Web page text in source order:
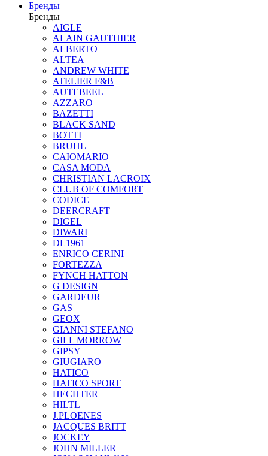
Бренды
Бренды
AIGLE
ALAIN GAUTHIER
ALBERTO
ALTEA
ANDREW WHITE
ATELIER F&B
AUTEBEEL
AZZARO
BAZETTI
BLACK SAND
BOTTI
BRUHL
CAIOMARIO
CASA MODA
CHRISTIAN LACROIX
CLUB OF COMFORT
CODICE
DEERCRAFT
DIGEL
DIWARI
DL1961
ENRICO CERINI
FORTEZZA
FYNCH HATTON
G DESIGN
GARDEUR
GAS
GEOX
GIANNI STEFANO
GILL MORROW
GIPSY
GIUGIARO
HATICO
HATICO SPORT
HECHTER
HILTL
J.PLOENES
JAСQUES BRITT
JOCKEY
JOHN MILLER